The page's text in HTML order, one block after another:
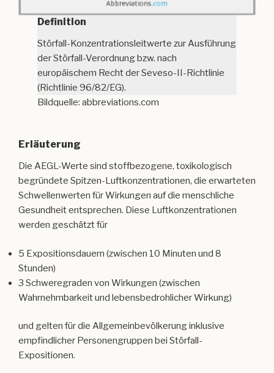
Definition
Störfall-Konzentrationsleitwerte zur Ausführung
der Störfall-Verordnung bzw. nach
europäischem Recht der Seveso-II-Richtlinie
(Richtlinie 96/82/EG).
Bildquelle: abbreviations.com
Erläuterung
Die AEGL-Werte sind stoffbezogene, toxikologisch
begründete Spitzen-Luftkonzentrationen, die erwarteten
Schwellenwerten für Wirkungen auf die menschliche
Gesundheit entsprechen. Diese Luftkonzentrationen
werden geschätzt für
5 Expositionsdauern (zwischen 10 Minuten und 8
Stunden)
3 Schweregraden von Wirkungen (zwischen
Wahrnehmbarkeit und lebensbedrohlicher Wirkung)
und gelten für die Allgemeinbevölkerung inklusive
empfindlicher Personengruppen bei Störfall-
Expositionen.